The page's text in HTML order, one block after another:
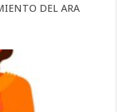
DEL ARA